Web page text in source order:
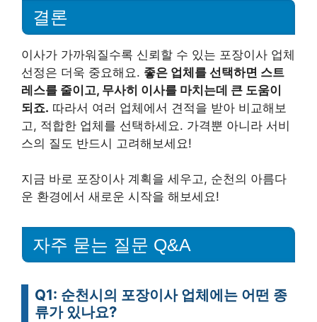
결론
이사가 가까워질수록 신뢰할 수 있는 포장이사 업체
선정은 더욱 중요해요. 좋은 업체를 선택하면 스트
레스를 줄이고, 무사히 이사를 마치는데 큰 도움이
되죠. 따라서 여러 업체에서 견적을 받아 비교해보
고, 적합한 업체를 선택하세요. 가격뿐 아니라 서비
스의 질도 반드시 고려해보세요!
지금 바로 포장이사 계획을 세우고, 순천의 아름다
운 환경에서 새로운 시작을 해보세요!
자주 묻는 질문 Q&A
Q1: 순천시의 포장이사 업체에는 어떤 종
류가 있나요?